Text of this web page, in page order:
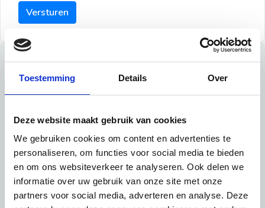
Toestemming Details Over
Deze website maakt gebruik van cookies
We gebruiken cookies om content en advertenties te
personaliseren, om functies voor social media te bieden
en om ons websiteverkeer te analyseren. Ook delen we
informatie over uw gebruik van onze site met onze
partners voor social media, adverteren en analyse. Deze
Versturen
Tips
Tip 1:
Schrijf een duidelijke introductie en geef de volgende
informatie mee:
Ben je student, werkachtig of werkzoekend